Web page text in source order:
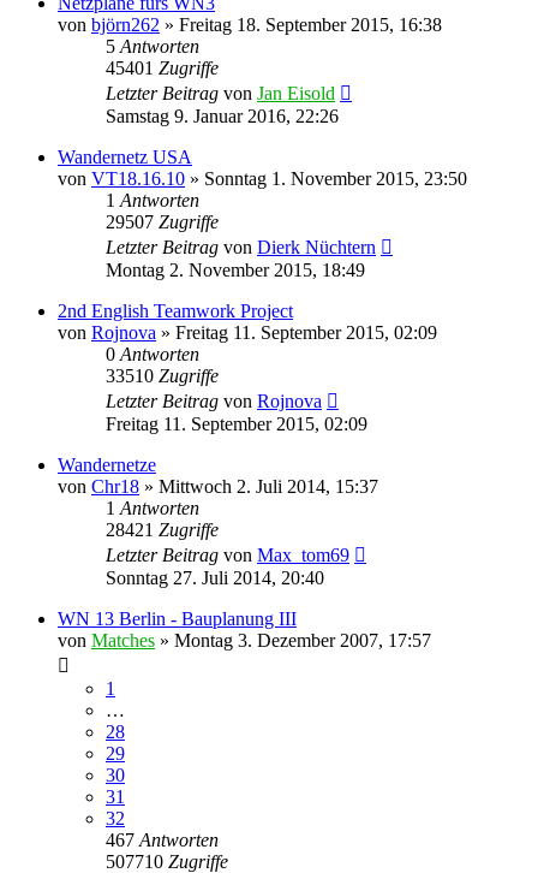
von björn262 » Freitag 18. September 2015, 16:38
5 Antworten
45401 Zugriffe
Letzter Beitrag von Jan Eisold
Samstag 9. Januar 2016, 22:26
Wandernetz USA
von VT18.16.10 » Sonntag 1. November 2015, 23:50
1 Antworten
29507 Zugriffe
Letzter Beitrag von Dierk Nüchtern
Montag 2. November 2015, 18:49
2nd English Teamwork Project
von Rojnova » Freitag 11. September 2015, 02:09
0 Antworten
33510 Zugriffe
Letzter Beitrag von Rojnova
Freitag 11. September 2015, 02:09
Wandernetze
von Chr18 » Mittwoch 2. Juli 2014, 15:37
1 Antworten
28421 Zugriffe
Letzter Beitrag von Max_tom69
Sonntag 27. Juli 2014, 20:40
WN 13 Berlin - Bauplanung III
von Matches » Montag 3. Dezember 2007, 17:57
1
…
28
29
30
31
32
467 Antworten
507710 Zugriffe